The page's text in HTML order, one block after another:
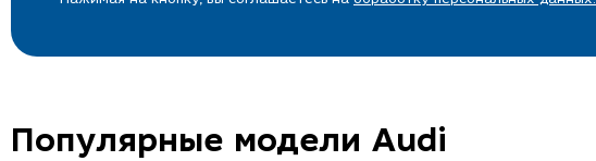
Популярные модели Audi